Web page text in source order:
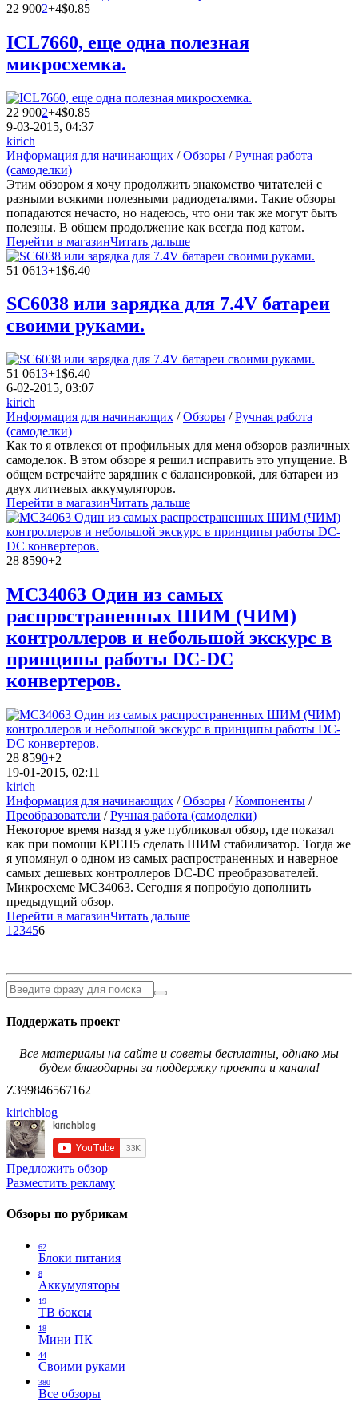
22 9002+4$0.85
ICL7660, еще одна полезная
микросхемка.
22 9002+4$0.85
9-03-2015, 04:37
kirich
Информация для начинающих /Обзоры /Ручная работа
(самоделки)
Этим обзором я хочу продолжить знакомство читателей с
разными всякими полезными радиодеталями. Такие обзоры
попадаются нечасто, но надеюсь, что они так же могут быть
полезны. В общем продолжение как всегда под катом.
Перейти в магазинЧитать дальше
51 0613+1$6.40
SC6038 или зарядка для 7.4V батареи
своими руками.
51 0613+1$6.40
6-02-2015, 03:07
kirich
Информация для начинающих /Обзоры /Ручная работа
(самоделки)
Как то я отвлекся от профильных для меня обзоров различных
самоделок. В этом обзоре я решил исправить это упущение. В
общем встречайте зарядник с балансировкой, для батареи из
двух литиевых аккумуляторов.
Перейти в магазинЧитать дальше
28 8590+2
MC34063 Один из самых
распространенных ШИМ (ЧИМ)
контроллеров и небольшой экскурс в
принципы работы DC-DC
конвертеров.
28 8590+2
19-01-2015, 02:11
kirich
Информация для начинающих /Обзоры /Компоненты /
Преобразователи /Ручная работа (самоделки)
Некоторое время назад я уже публиковал обзор, где показал
как при помощи КРЕН5 сделать ШИМ стабилизатор. Тогда же
я упомянул о одном из самых распространенных и наверное
самых дешевых контроллеров DC-DC преобразователей.
Микросхеме МС34063. Сегодня я попробую дополнить
предыдущий обзор.
Перейти в магазинЧитать дальше
1 23456
Поддержать проект
Все материалы на сайте и советы бесплатны, однако мы
будем благодарны за поддержку проекта и канала!
Z399846567162
kirichblog
Предложить обзор
Разместить рекламу
Обзоры по рубрикам
62
Блоки питания
8
Аккумуляторы
19
ТВ боксы
18
Мини ПК
44
Своими руками
380
Все обзоры